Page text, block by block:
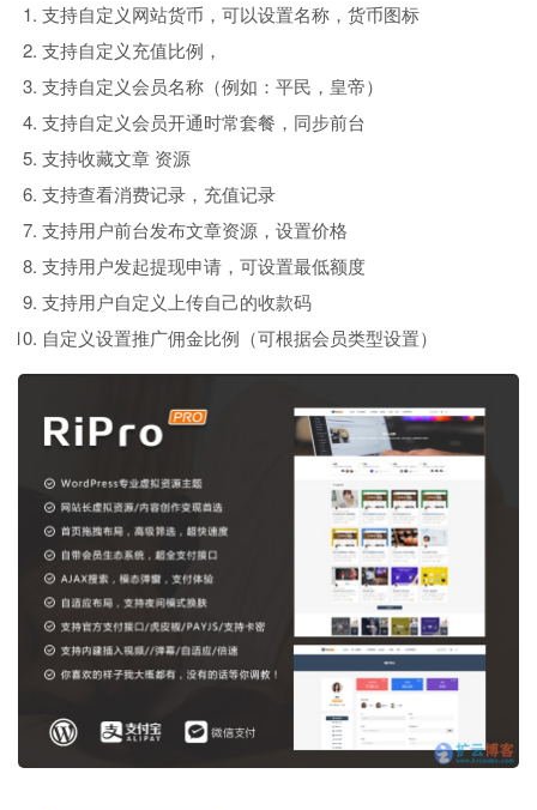
支持自定义网站货币，可以设置名称，货币图标
支持自定义充值比例，
支持自定义会员名称（例如：平民，皇帝）
支持自定义会员开通时常套餐，同步前台
支持收藏文章 资源
支持查看消费记录，充值记录
支持用户前台发布文章资源，设置价格
支持用户发起提现申请，可设置最低额度
支持用户自定义上传自己的收款码
自定义设置推广佣金比例（可根据会员类型设置）